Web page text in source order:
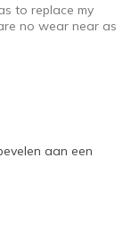
to replace my
no wear near as
aan een